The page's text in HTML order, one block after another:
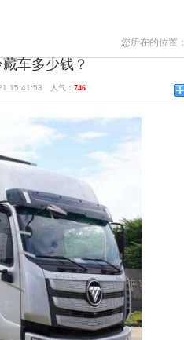
您所在的位置：
车多少钱？
15:41:53 人气： 746